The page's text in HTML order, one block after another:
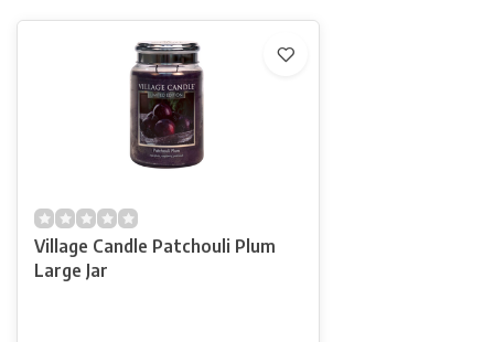
Village Candle Patchouli Plum
Large Jar